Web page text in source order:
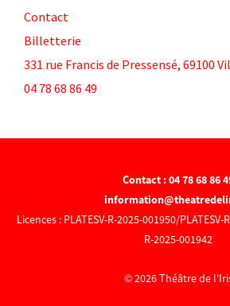
Contact
Billetterie
331 rue Francis de Pressensé, 69100
04 78 68 86 49
Contact : 04 78 68 86
Licences : PLATESV-R-2025-001950/PLATESV-
R-2025-001942
© 2026 Théâtre de